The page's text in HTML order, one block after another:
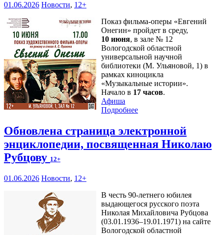
01.06.2026 Новости, 12+
Показ фильма-оперы «Евгений
Онегин» пройдет в среду,
10 июня, в зале № 12
Вологодской областной
универсальной научной
библиотеки (М. Ульяновой, 1) в
рамках киноцикла
«Музыкальные истории».
Начало в 17 часов.
Афиша
Подробнее
Обновлена страница электронной
энциклопедии, посвященная Николаю
Рубцову 12+
01.06.2026 Новости, 12+
В честь 90-летнего юбилея
выдающегося русского поэта
Николая Михайловича Рубцова
(03.01.1936–19.01.1971) на сайте
Вологодской областной